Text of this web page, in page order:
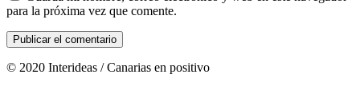
para la próxima vez que comente.
© 2020 Interideas / Canarias en positivo